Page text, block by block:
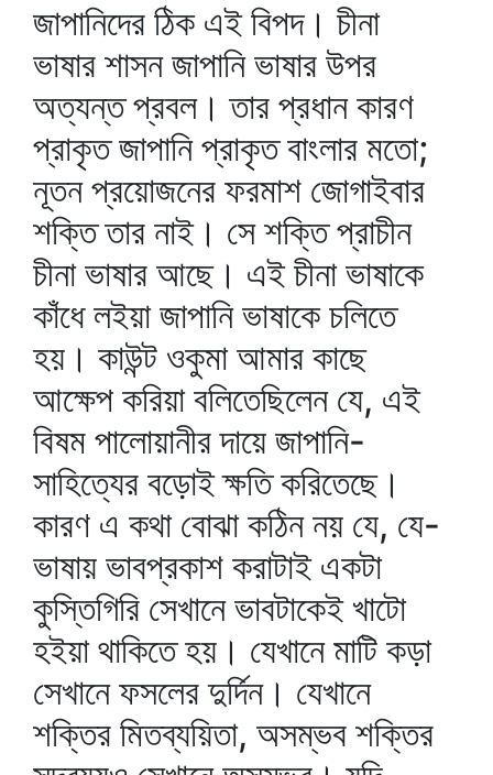
জাপানিদের ঠিক এই বিপদ। চীনা
ভাষার শাসন জাপানি ভাষার উপর
অত্যন্ত প্রবল। তার প্রধান কারণ
প্রাকৃত জাপানি প্রাকৃত বাংলার মতো;
নূতন প্রয়োজনের ফরমাশ জোগাইবার
শক্তি তার নাই। সে শক্তি প্রাচীন
চীনা ভাষার আছে। এই চীনা ভাষাকে
কাঁধে লইয়া জাপানি ভাষাকে চলিতে
হয়। কাউন্ট ওকুমা আমার কাছে
আক্ষেপ করিয়া বলিতেছিলেন যে, এই
বিষম পালোয়ানীর দায়ে জাপানি-
সাহিত্যের বড়োই ক্ষতি করিতেছে।
কারণ এ কথা বোঝা কঠিন নয় যে, যে-
ভাষায় ভাবপ্রকাশ করাটাই একটা
কুস্তিগিরি সেখানে ভাবটাকেই খাটো
হইয়া থাকিতে হয়। যেখানে মাটি কড়া
সেখানে ফসলের দুর্দিন। যেখানে
শক্তির মিতব্যয়িতা, অসম্ভব শক্তির